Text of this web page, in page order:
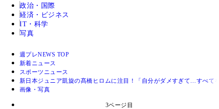
政治・国際
経済・ビジネス
IT・科学
写真
週プレNEWS TOP
新着ニュース
スポーツニュース
新日本ジュニア凱旋の髙橋ヒロムに注目！「自分がダメすぎて…すべて
画像・写真
3ページ目